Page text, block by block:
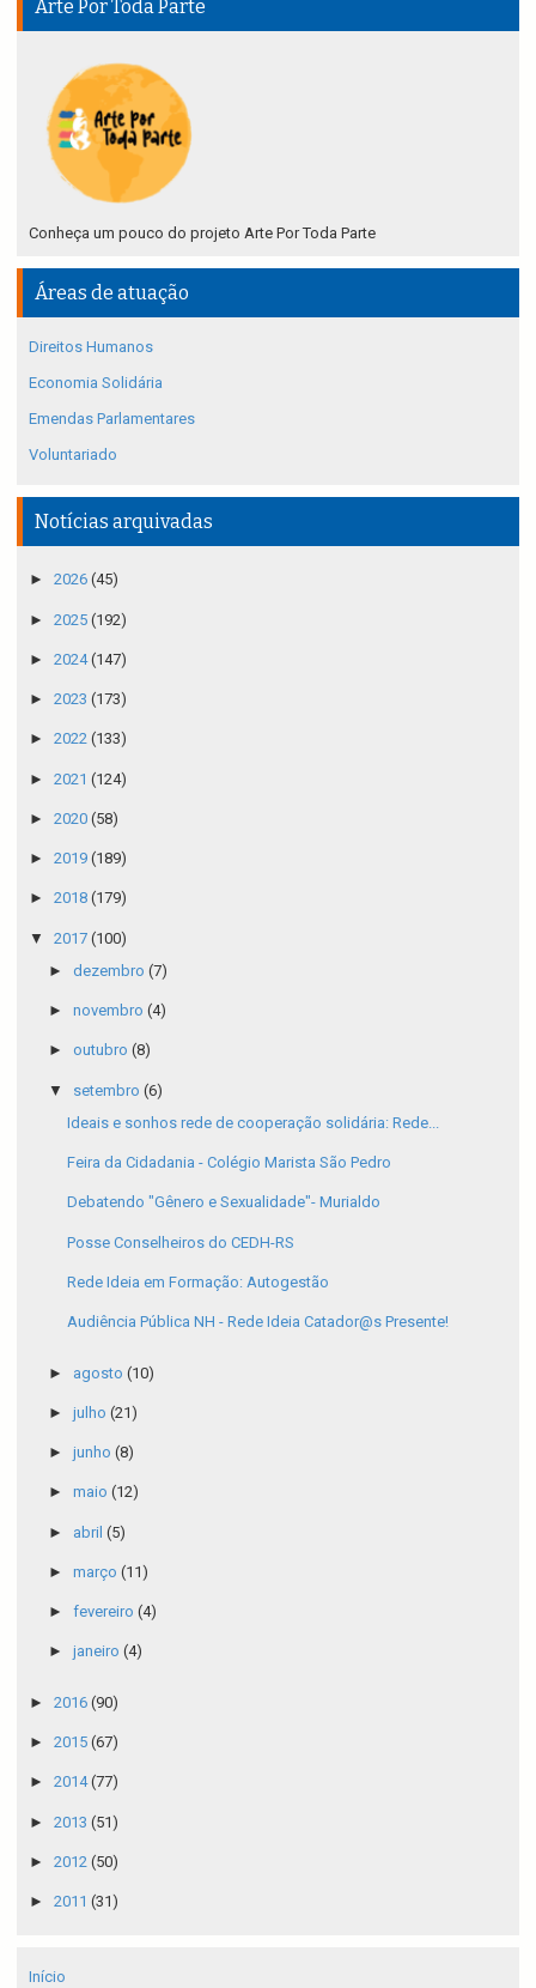
Arte Por Toda Parte
Conheça um pouco do projeto Arte Por Toda Parte
Áreas de atuação
Direitos Humanos
Economia Solidária
Emendas Parlamentares
Voluntariado
Notícias arquivadas
► 2026 (45)
► 2025 (192)
► 2024(147)
► 2023 (173)
► 2022 (133)
► 2021 (124)
► 2020 (58)
► 2019 (189)
► 2018 (179)
▼ 2017 (100)
► dezembro (7)
► novembro (4)
► outubro (8)
▼ setembro (6)
Ideais e sonhos rede de cooperação solidária: Rede...
Feira da Cidadania - Colégio Marista São Pedro
Debatendo "Gênero e Sexualidade"- Murialdo
Posse Conselheiros do CEDH-RS
Rede Ideia em Formação: Autogestão
Audiência Pública NH - Rede Ideia Catador@s Presente!
► agosto (10)
► julho (21)
► junho (8)
► maio (12)
► abril (5)
► março (11)
► fevereiro (4)
► janeiro (4)
► 2016 (90)
► 2015 (67)
► 2014(77)
► 2013 (51)
► 2012 (50)
► 2011 (31)
Início